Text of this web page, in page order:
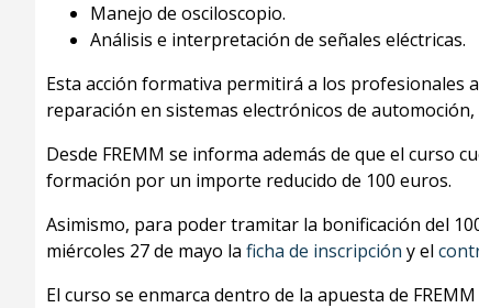
Manejo de osciloscopio.
Análisis e interpretación de señales eléctricas.
Esta acción formativa permitirá a los profesionales
reparación en sistemas electrónicos de
Desde FREMM se informa además de que el curso
formación por un importe reducido de 100 euros.
Asimismo, para poder tramitar la bonificación del
miércoles 27 de mayo la ficha de inscripción y el
El curso se enmarca dentro de la apuesta de